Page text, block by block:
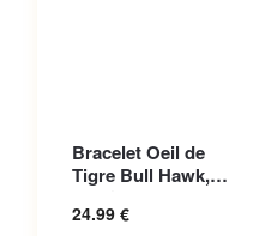
Bracelet Oeil de
Tigre Bull Hawk,
24.99 €
variations. Les options
peuvent être choisies sur la
page du produit